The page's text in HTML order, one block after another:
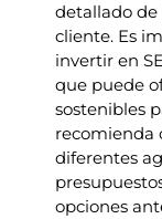
detallado de
cliente. Es
invertir en
que puede
sostenibles
recomienda
diferentes
opciones